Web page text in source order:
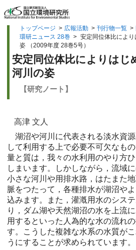
トップページ > 広報活動 > 刊行物一覧 >
環研ニュース 28巻 > 安定同位体比によ
姿 （2009年度 28巻5号）
安定同位体比によりはじ
河川の姿
【研究ノート】
高津 文人
湖沼や河川に代表される淡水資
して利用する上で必要不可欠なも
量と質は，我々の水利用のやり方
しまいます。しかしながら，流域
小さな河川や用排水路，はたまた
脈をつたって，各種排水が湖沼や
込みます。また，灌漑用水のシス
り，ダム湖や天然湖沼の水を上流
用するといった人為的な水の流れ
す。こうした複雑な水系の水質が
うにすることが求められています。